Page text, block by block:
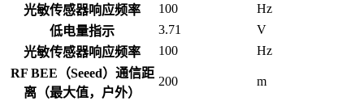
光敏传感器响应频率
100
Hz
低电量指示
3.71
V
光敏传感器响应频率
100
Hz
RF BEE（Seeed）通信距
离（最大值，户外）
200 m